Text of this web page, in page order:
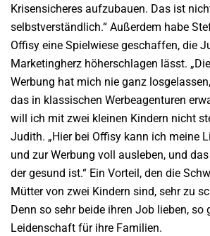
Krisensicheres aufzubauen. Das ist
selbstverständlich.“ Außerdem habe
Offisy eine Spielwiese geschaffen, die
Marketingherz höherschlagen lässt.
Werbung hat mich nie ganz
das in klassischen Werbeagenturen
will ich mit zwei kleinen Kindern nicht
Judith. „Hier bei Offisy kann ich meine
und zur Werbung voll ausleben, und
der gesund ist.“ Ein Vorteil, den die
Mütter von zwei Kindern sind, sehr zu
Denn so sehr beide ihren Job lieben, so
Leidenschaft für ihre Familien.